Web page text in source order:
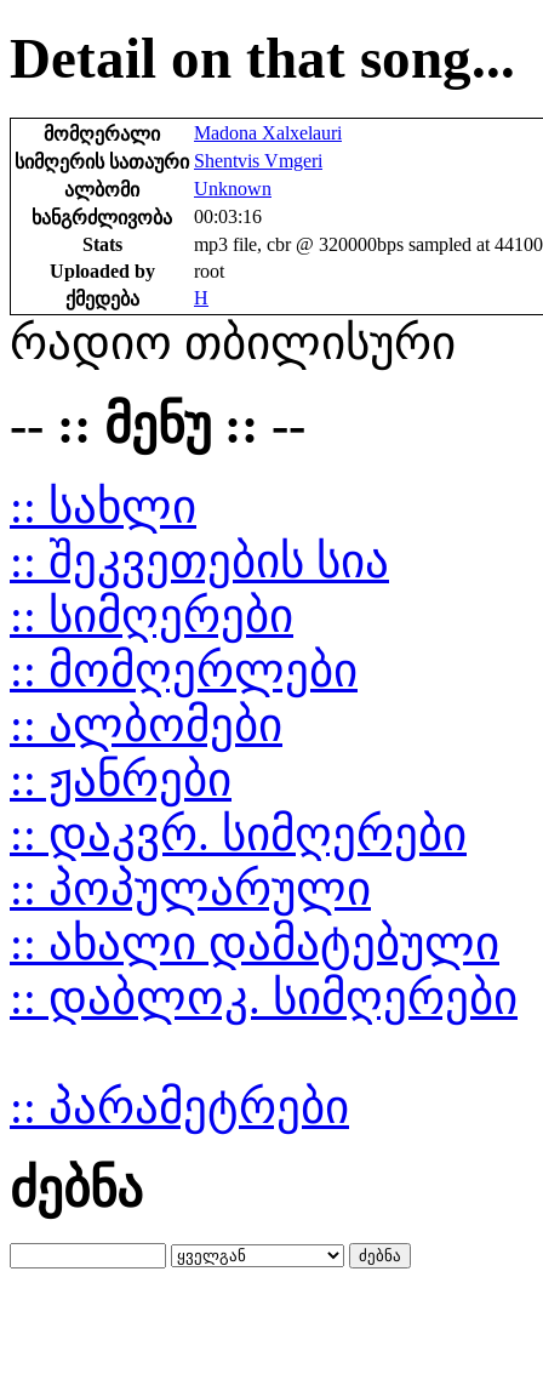
Detail on that song...
მომღერალი
Madona Xalxelauri
სიმღერის სათაური Shentvis Vmgeri
ალბომი
Unknown
ხანგრძლივობა
00:03:16
Stats
mp3 file, cbr @ 320000bps sampled at
Uploaded by
root
ქმედება
H
რადიო თბილისური
-- :: მენუ :: --
:: სახლი
:: შეკვეთების სია
:: სიმღერები
:: მომღერლები
:: ალბომები
:: ჟანრები
:: დაკვრ. სიმღერები
:: პოპულარული
:: ახალი დამატებული
:: დაბლოკ. სიმღერები
:: პარამეტრები
ძებნა